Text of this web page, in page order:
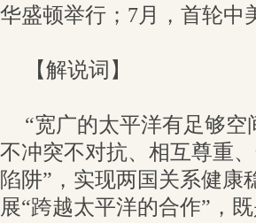
华盛顿举行；7月，首轮中
【解说词】
“宽广的太平洋有足够
不冲突不对抗、相互尊重
陷阱”，实现两国关系健康
展“跨越太平洋的合作”，